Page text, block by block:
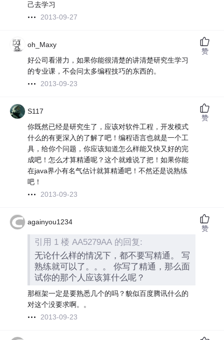
己去学习
2013-09-27
oh_Maxy
好公司看潜力，如果你能很清楚的讲清楚研究生学习
的专业课，不会问太多编程技巧的东西的。
2013-09-23
赞
S117
你既然已经是研究生了，应该对软件工程，开发模式
什么的有更深入的了解了吧！编程语言也就是一个工
具，给你个问题，你应该知道怎么样能又快又好的完
成吧！怎么才算精通呢？这个就难说了把！如果你能
在java界小有名气估计就算精通吧！不然还是说熟练
吧！
2013-09-23
赞
againyou1234
引用 1 楼 AA5279AA 的回复:
无论什么样的情况下，都不要写精通。 写
熟练就可以了。。。 你写了精通，那么面
试你的那个人应该算什么呢？
那框架一定是要熟悉几个的吗？貌似百度腾讯什么的
对这个没要求啊。。
2013-09-23
赞